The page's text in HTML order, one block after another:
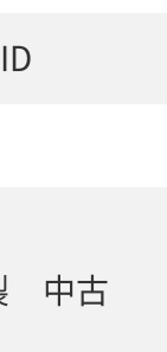
中古